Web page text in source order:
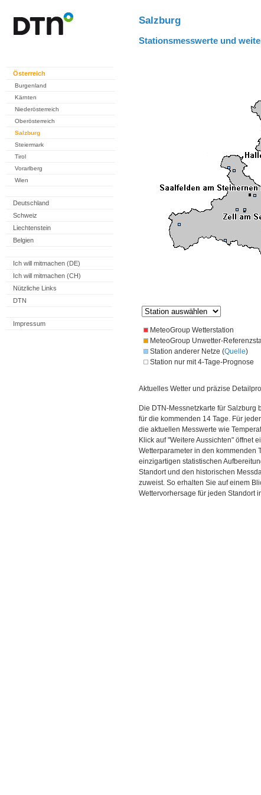
Österreich
Burgenland
Kärnten
Niederösterreich
Oberösterreich
Salzburg
Steiermark
Tirol
Vorarlberg
Wien
Deutschland
Schweiz
Liechtenstein
Belgien
Ich will mitmachen (DE)
Ich will mitmachen (CH)
Nützliche Links
DTN
Impressum
Salzburg
Stationsmesswerte und
MeteoGroup Wetterstation
MeteoGroup Unwetter-
Station anderer Netze (Quelle)
Station nur mit 4-Tage-Prognose
Aktuelles Wetter und präzise
Die DTN-Messnetzkarte für Salzburg
für die kommenden 14 Tage. Für
die aktuellen Messwerte wie
Klick auf "Weitere Aussichten" öffnet
Wetterparameter in den kommenden
einzigartigen statistischen
Standort und den historischen
zuweist. So erhalten Sie auf einem
Wettervorhersage für jeden Standort